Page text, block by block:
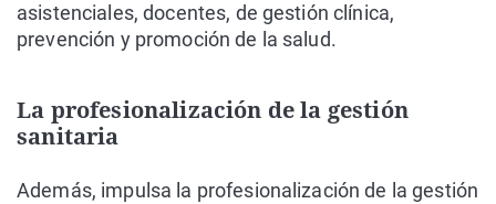
asistenciales, docentes, de gestión clínica,
prevención y promoción de la salud.
La profesionalización de la gestión
sanitaria
Además, impulsa la profesionalización de la gestión